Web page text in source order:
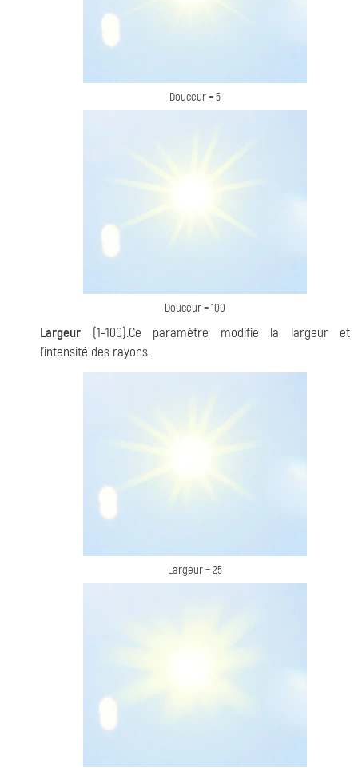
Douceur = 5
Douceur = 100
Largeur (1-100).Ce paramètre modifie la largeur et
l'intensité des rayons.
Largeur = 25